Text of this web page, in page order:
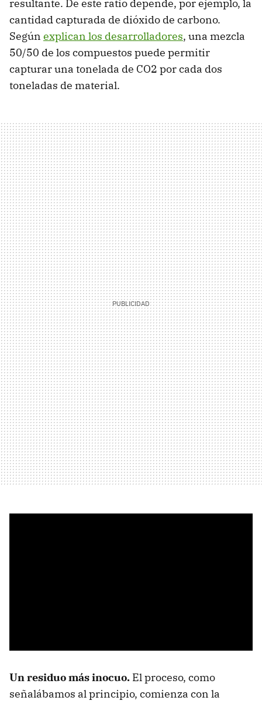
resultante. De este ratio depende, por ejemplo, la
cantidad capturada de dióxido de carbono.
Según explican los desarrolladores, una mezcla
50/50 de los compuestos puede permitir
capturar una tonelada de CO2 por cada dos
toneladas de material.
Un residuo más inocuo. El proceso, como
señalábamos al principio, comienza con la